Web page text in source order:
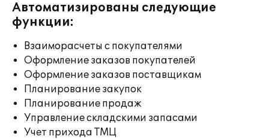
Автоматизированы следующие
функции:
Взаиморасчеты с покупателями
Оформление заказов покупателей
Оформление заказов поставщикам
Планирование закупок
Планирование продаж
Управление складскими запасами
Учет прихода ТМЦ